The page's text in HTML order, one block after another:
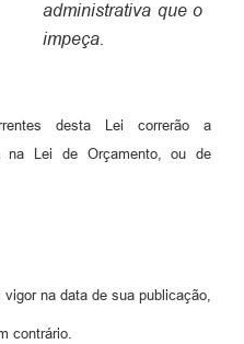
administrativa que o
impeça.
desta Lei correrão
a
na Lei de Orçamento, ou de
vigor na data de sua publicação,
contrário.